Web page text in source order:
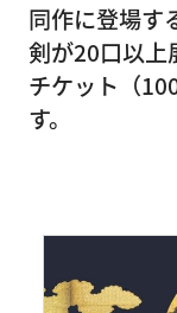
同作に登場す
剣が20口以上
チケット（
す。